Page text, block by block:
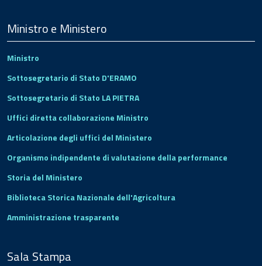
Footer
Ministro e Ministero
Ministro
Sottosegretario di Stato D'ERAMO
Sottosegretario di Stato LA PIETRA
Uffici diretta collaborazione Ministro
Articolazione degli uffici del Ministero
Organismo indipendente di valutazione della performance
Storia del Ministero
Biblioteca Storica Nazionale dell'Agricoltura
Amministrazione trasparente
Sala Stampa